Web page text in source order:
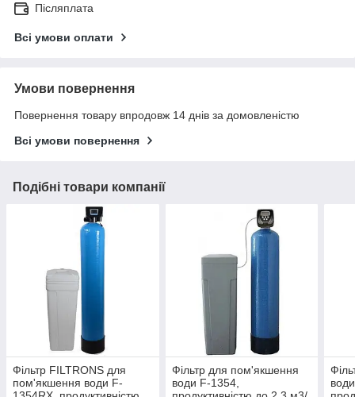
Післяплата
Всі умови оплати
Умови повернення
Повернення товару впродовж 14 днів за домовленістю
Всі умови повернення
Подібні товари компанії
Фільтр FILTRONS для
пом'якшення води F-
Фільтр для пом'якшення
води F-1354,